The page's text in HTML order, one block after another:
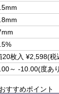
20枚入 ¥2,598(税
～ -10.00(度あ
すすめポイント